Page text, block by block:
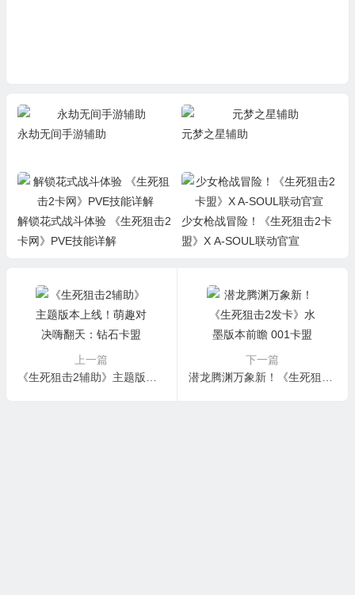
永劫无间手游辅助 元梦之星辅助
解锁花式战斗体验 《生死狙击2
卡网》PVE技能详解
少女枪战冒险！《生死狙击2卡
盟》X A-SOUL联动官宣
上一篇
下一篇